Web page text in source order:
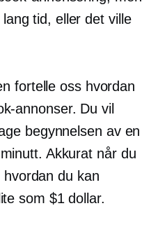
tid, eller det ville
fortelle oss hvordan
annonser. Du vil
begynnelsen av en
Akkurat når du
du kan
som $1 dollar.